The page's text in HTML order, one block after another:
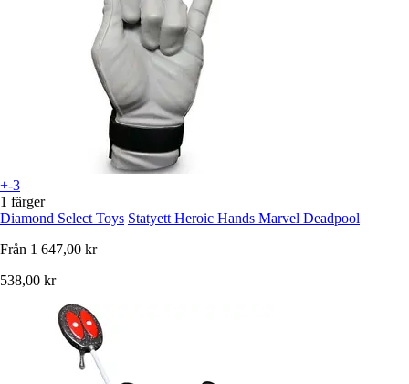
+-3
1 färger
Diamond Select Toys Statyett Heroic Hands Marvel Deadpool
Från 1 647,00 kr
538,00 kr